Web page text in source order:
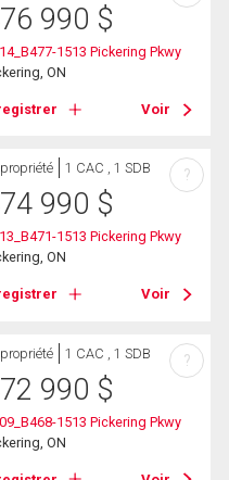
990 $
1513 Pickering Pkwy
ON
Voir
1 CAC , 1 SDB
990 $
1513 Pickering Pkwy
ON
Voir
?
1 CAC , 1 SDB
990 $
1513 Pickering Pkwy
ON
?